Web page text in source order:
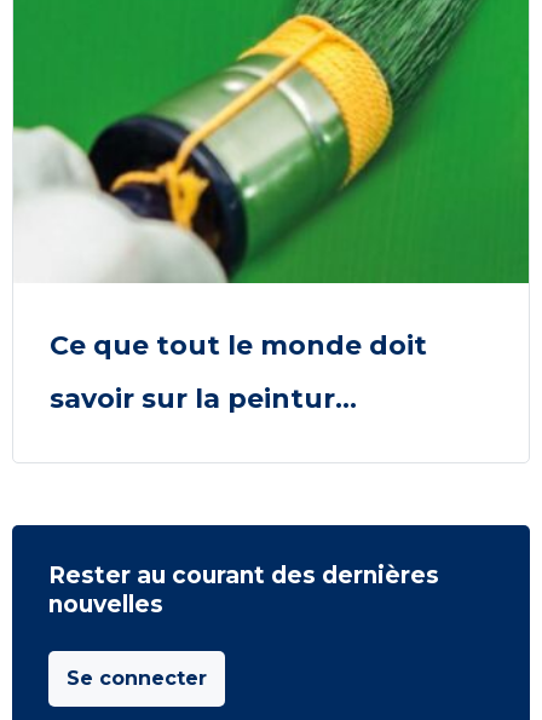
Ce que tout le monde doit
savoir sur la peintur...
Rester au courant des dernières
nouvelles
Se connecter